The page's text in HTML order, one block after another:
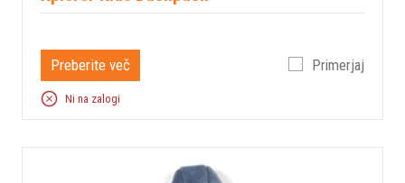
Preberite več Primerjaj
Ni na zalogi